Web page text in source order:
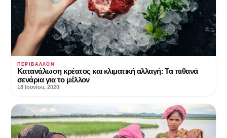
ΠΕΡΙΒΆΛΛΟΝ
Κατανάλωση κρέατος και κλιματική αλλαγή: Τα πιθανά
σενάρια για το μέλλον
18 Ιουνίου, 2020